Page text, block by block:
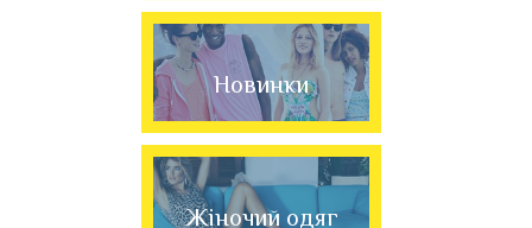
Новинки
Жіночий одяг